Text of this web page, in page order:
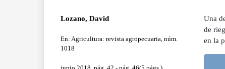
Lozano, David
En: Agricultura: revista agropecuaria, núm.
1018
Una
de
en la